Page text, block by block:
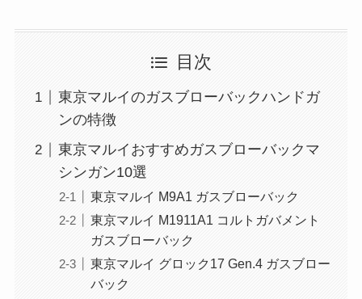
目次
東京マルイのガスブローバックハンドガ
ンの特徴
東京マルイおすすめガスブローバックマ
シンガン10選
東京マルイ M9A1 ガスブローバック
東京マルイ M1911A1 コルトガバメント
ガスブローバック
東京マルイ グロック17 Gen.4 ガスブロー
バック